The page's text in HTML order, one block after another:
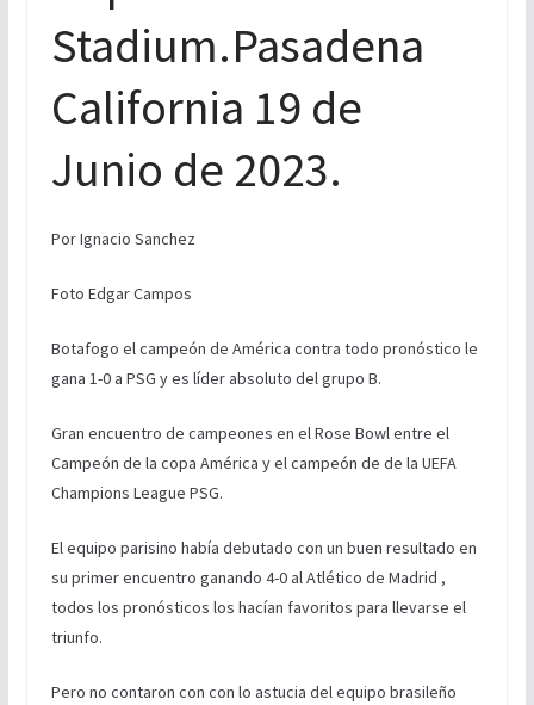
Stadium.Pasadena
California 19 de
Junio de 2023.
Por Ignacio Sanchez
Foto Edgar Campos
Botafogo el campeón de América contra todo pronóstico le
gana 1-0 a PSG y es líder absoluto del grupo B.
Gran encuentro de campeones en el Rose Bowl entre el
Campeón de la copa América y el campeón de de la UEFA
Champions League PSG.
El equipo parisino había debutado con un buen resultado en
su primer encuentro ganando 4-0 al Atlético de Madrid ,
todos los pronósticos los hacían favoritos para llevarse el
triunfo.
Pero no contaron con con lo astucia del equipo brasileño